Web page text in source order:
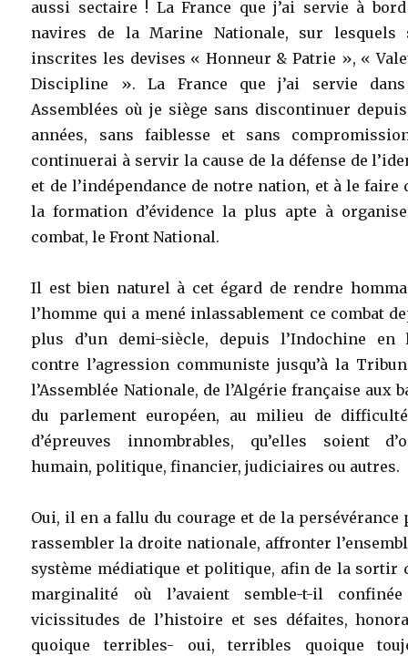
aussi sectaire ! La France que j’ai servie à
navires de la Marine Nationale, sur lesquels
inscrites les devises « Honneur & Patrie », «
Discipline ». La France que j’ai servie
Assemblées où je siège sans discontinuer
années, sans faiblesse et sans
continuerai à servir la cause de la défense de
et de l’indépendance de notre nation, et à le faire
la formation d’évidence la plus apte à
combat, le Front National.
Il est bien naturel à cet égard de rendre
l’homme qui a mené inlassablement ce combat
plus d’un demi-siècle, depuis l’Indochine en
contre l’agression communiste jusqu’à la
l’Assemblée Nationale, de l’Algérie française aux
du parlement européen, au milieu de
d’épreuves innombrables, qu’elles soient
humain, politique, financier, judiciaires ou autres.
Oui, il en a fallu du courage et de la persévérance
rassembler la droite nationale, affronter
système médiatique et politique, afin de la sortir
marginalité où l’avaient semble-t-il
vicissitudes de l’histoire et ses défaites,
quoique terribles- oui, terribles quoique